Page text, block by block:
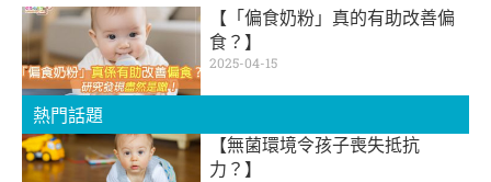
【「偏食奶粉」真的有助改善偏
食？】
2025-04-15
熱門話題
【無菌環境令孩子喪失抵抗
力？】